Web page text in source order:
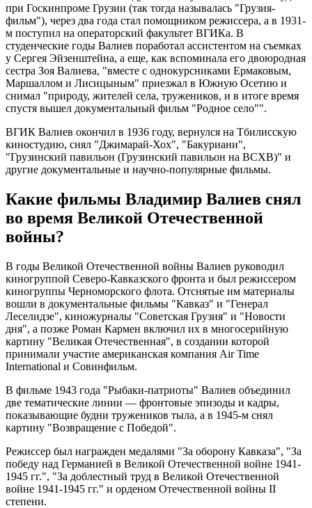
при Госкинпроме Грузии (так тогда называлась "Грузия-
фильм"), через два года стал помощником режиссера, а в 1931-
м поступил на операторский факультет ВГИКа. В
студенческие годы Валиев поработал ассистентом на съемках
у Сергея Эйзенштейна, а еще, как вспоминала его двоюродная
сестра Зоя Валиева, "вместе с однокурсниками Ермаковым,
Маршаллом и Лисицыным" приезжал в Южную Осетию и
снимал "природу, жителей села, тружеников, и в итоге время
спустя вышел документальный фильм "Родное село"".
ВГИК Валиев окончил в 1936 году, вернулся на Тбилисскую
киностудию, снял "Джимарай-Хох", "Бакуриани",
"Грузинский павильон (Грузинский павильон на ВСХВ)" и
другие документальные и научно-популярные фильмы.
Какие фильмы Владимир Валиев снял
во время Великой Отечественной
войны?
В годы Великой Отечественной войны Валиев руководил
киногруппой Северо-Кавказского фронта и был режиссером
киногруппы Черноморского флота. Отснятые им материалы
вошли в документальные фильмы "Кавказ" и "Генерал
Леселидзе", киножурналы "Советская Грузия" и "Новости
дня", а позже Роман Кармен включил их в многосерийную
картину "Великая Отечественная", в создании которой
принимали участие американская компания Air Time
International и Совинфильм.
В фильме 1943 года "Рыбаки-патриоты" Валиев объединил
две тематические линии — фронтовые эпизоды и кадры,
показывающие будни тружеников тыла, а в 1945-м снял
картину "Возвращение с Победой".
Режиссер был награжден медалями "За оборону Кавказа", "За
победу над Германией в Великой Отечественной войне 1941-
1945 гг.", "За доблестный труд в Великой Отечественной
войне 1941-1945 гг." и орденом Отечественной войны II
степени.